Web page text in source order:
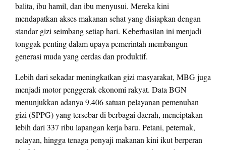
balita, ibu hamil, dan ibu menyusui. Mereka kini
mendapatkan akses makanan sehat yang disiapkan dengan
standar gizi seimbang setiap hari. Keberhasilan ini menjadi
tonggak penting dalam upaya pemerintah membangun
generasi muda yang cerdas dan produktif.
Lebih dari sekadar meningkatkan gizi masyarakat, MBG juga
menjadi motor penggerak ekonomi rakyat. Data BGN
menunjukkan adanya 9.406 satuan pelayanan pemenuhan
gizi (SPPG) yang tersebar di berbagai daerah, menciptakan
lebih dari 337 ribu lapangan kerja baru. Petani, peternak,
nelayan, hingga tenaga penyaji makanan kini ikut berperan